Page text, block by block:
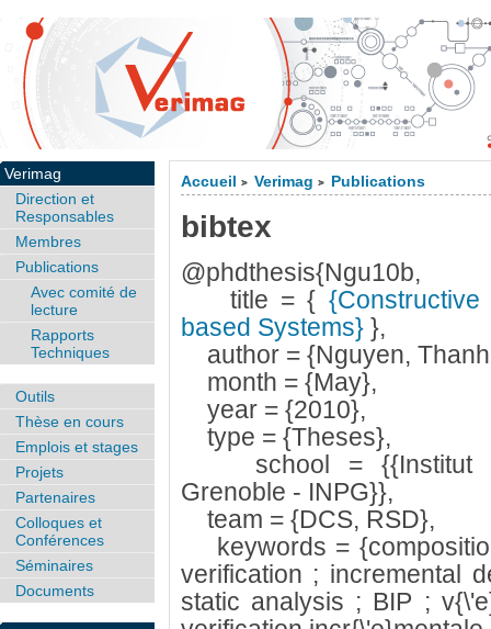
Accueil > Verimag > Publications
bibtex
@phdthesis{Ngu10b,
title = {
based Systems} },
author = {Nguyen,
month = {May},
year = {2010},
type = {Theses},
school = {{Institut
Grenoble - INPG}},
team = {DCS, RSD},
keywords =
verification ; incremental
static analysis ; BIP ;
Verimag
Direction et
Responsables
Membres
Publications
Avec comité de
lecture
Rapports
Techniques
Outils
Thèse en cours
Emplois et stages
Projets
Partenaires
Colloques et
Conférences
Séminaires
Documents